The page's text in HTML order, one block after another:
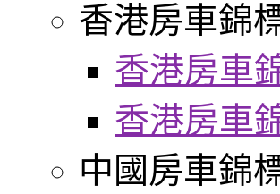
香港房車錦
香港房車
香港房車
中國房車錦